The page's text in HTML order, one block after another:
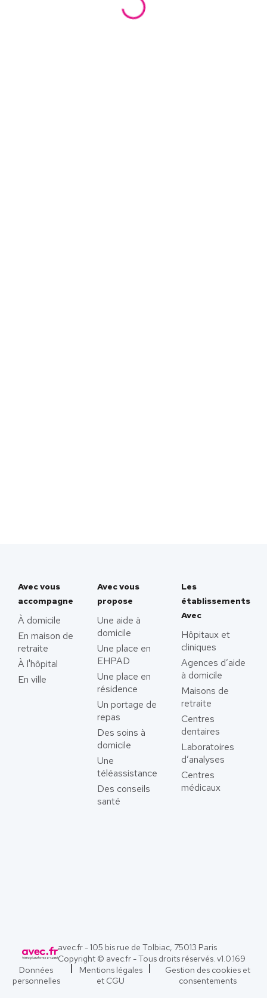
Avec vous
accompagne
À domicile
En maison de
retraite
À l'hôpital
En ville
Avec vous
propose
Une aide à
domicile
Une place en
EHPAD
Une place en
résidence
Un portage de
repas
Des soins à
domicile
Une
téléassistance
Des conseils
santé
Les
établissements
Avec
Hôpitaux et
cliniques
Agences d’aide
à domicile
Maisons de
retraite
Centres
dentaires
Laboratoires
d’analyses
Centres
médicaux
avec.fr - 105 bis rue de Tolbiac, 75013 Paris
Copyright © avec.fr - Tous droits réservés. v1.0.169
Données
personnelles
Mentions légales
et CGU
Gestion des cookies et
consentements